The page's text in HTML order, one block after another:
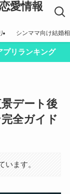
愛情報
シンママ向け結婚
プリランキング
デート後
全ガイド
ます。